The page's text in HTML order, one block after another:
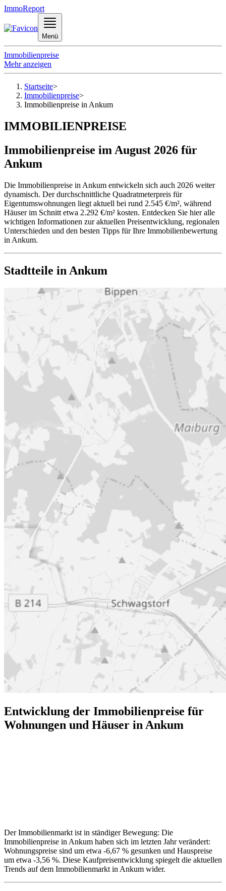
ImmoReport
Menü
Immobilienpreise
Mehr anzeigen
Startseite>
Immobilienpreise>
Immobilienpreise in Ankum
IMMOBILIENPREISE
Immobilienpreise im August 2026 für
Ankum
Die Immobilienpreise in Ankum entwickeln sich auch 2026 weiter
dynamisch. Der durchschnittliche Quadratmeterpreis für
Eigentumswohnungen liegt aktuell bei rund 2.545 €/m², während
Häuser im Schnitt etwa 2.292 €/m² kosten. Entdecken Sie hier alle
wichtigen Informationen zur aktuellen Preisentwicklung, regionalen
Unterschieden und den besten Tipps für Ihre Immobilienbewertung
in Ankum.
Stadtteile in Ankum
Entwicklung der Immobilienpreise für
Wohnungen und Häuser in Ankum
Der Immobilienmarkt ist in ständiger Bewegung: Die
Immobilienpreise in Ankum haben sich im letzten Jahr verändert:
Wohnungspreise sind um etwa -6,67 % gesunken und Hauspreise
um etwa -3,56 %. Diese Kaufpreisentwicklung spiegelt die aktuellen
Trends auf dem Immobilienmarkt in Ankum wider.